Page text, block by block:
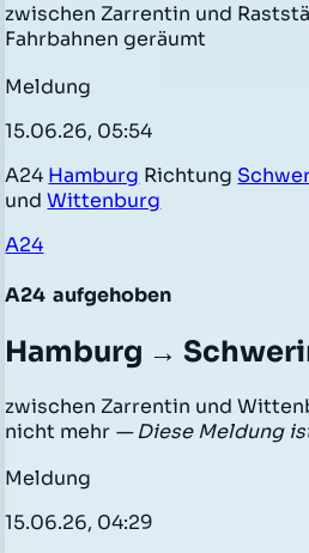
zwischen Zarrentin und
Fahrbahnen geräumt
Meldung
15.06.26, 05:54
A24 Hamburg Richtung
undWittenburg
A24
A24 aufgehoben
Hamburg →
zwischen Zarrentin und
nicht mehr — Diese Meldung
Meldung
15.06.26, 04:29